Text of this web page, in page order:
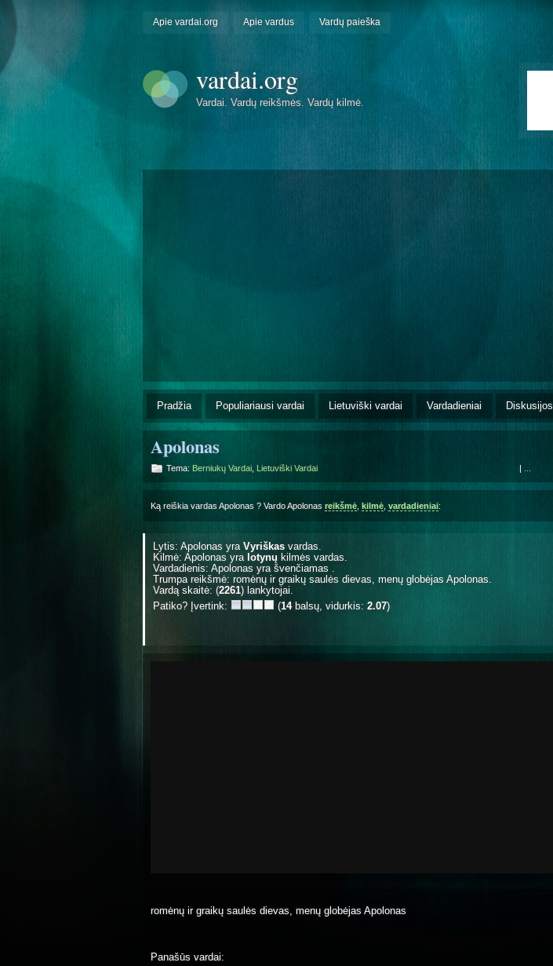
Apie vardai.org Apie vardus Vardų paieška
vardai.org
Vardai. Vardų reikšmės. Vardų kilmė.
Pradžia Populiariausi vardai Lietuviški vardai Vardadieniai Diskusijos
Apolonas
Tema: Berniukų Vardai Lietuviški Vardai |
Ką reiškia vardas Apolonas ? Vardo Apolonas reikšmė kilmė vardadieniai:
Lytis: Apolonas yra Vyriškas vardas.
Kilmė: Apolonas yra lotynų kilmės vardas.
Vardadienis: Apolonas yra švenčiamas
Trumpa reikšmė: romėnų ir graikų saulės dievas, menų globėjas Apolonas.
Vardą skaitė: (2261) lankytojai.
Patiko? Įvertink:
(14balsų, vidurkis: 2.07)
romėnų ir graikų saulės dievas, menų globėjas Apolonas
Panašūs vardai: